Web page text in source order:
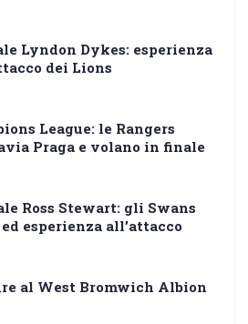
Lyndon Dykes: esperienza
dei Lions
League: le Rangers
Praga e volano in finale
Ross Stewart: gli Swans
esperienza all’attacco
al West Bromwich Albion